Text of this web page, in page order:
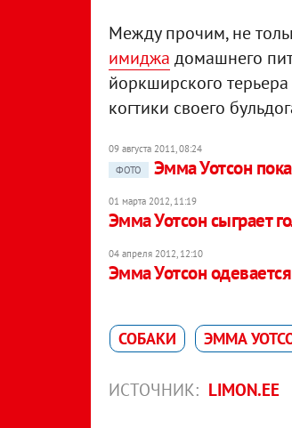
Между прочим, не
имиджа домашнего
йоркширского
когтики своего
09 августа 2011, 08:24
ФОТО
Эмма Уотсон
01 марта 2012, 11:19
Эмма Уотсон сыграет
04 апреля 2012, 12:10
Эмма Уотсон
СОБАКИ ЭММА
ИСТОЧНИК: LIMON.EE